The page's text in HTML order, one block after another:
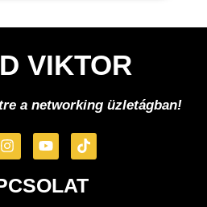
VIKTOR
a networking üzletágban!